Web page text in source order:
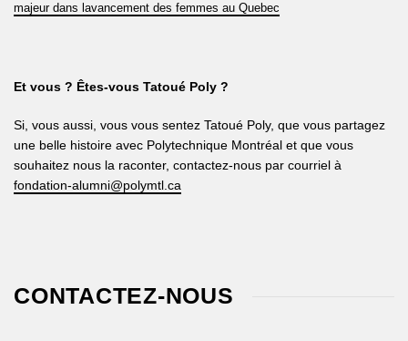
majeur dans lavancement des femmes au Quebec
Et vous ? Êtes-vous Tatoué Poly ?
Si, vous aussi, vous vous sentez Tatoué Poly, que vous partagez
une belle histoire avec Polytechnique Montréal et que vous
souhaitez nous la raconter, contactez-nous par courriel à
fondation-alumni@polymtl.ca
CONTACTEZ-NOUS